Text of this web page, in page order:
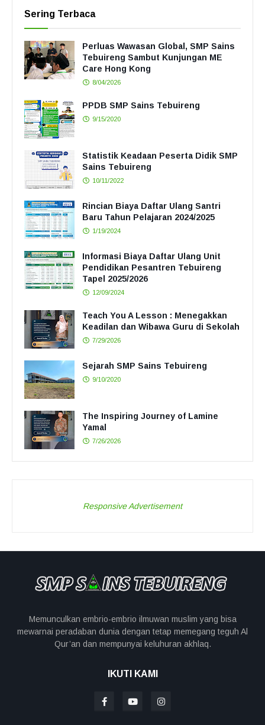
Sering Terbaca
Perluas Wawasan Global, SMP Sains
Tebuireng Sambut Kunjungan ME
Care Hong Kong
8/04/2026
PPDB SMP Sains Tebuireng
9/15/2020
Statistik Keadaan Peserta Didik SMP
Sains Tebuireng
10/11/2022
Rincian Biaya Daftar Ulang Santri
Baru Tahun Pelajaran 2024/2025
1/19/2024
Informasi Biaya Daftar Ulang Unit
Pendidikan Pesantren Tebuireng
Tapel 2025/2026
12/09/2024
Teach You A Lesson : Menegakkan
Keadilan dan Wibawa Guru di Sekolah
7/29/2026
Sejarah SMP Sains Tebuireng
9/10/2020
The Inspiring Journey of Lamine
Yamal
7/26/2026
Responsive Advertisement
Memunculkan embrio-embrio ilmuwan muslim yang bisa
mewarnai peradaban dunia dengan tetap memegang teguh Al
Qur’an dan mempunyai keluhuran akhlaq.
IKUTI KAMI